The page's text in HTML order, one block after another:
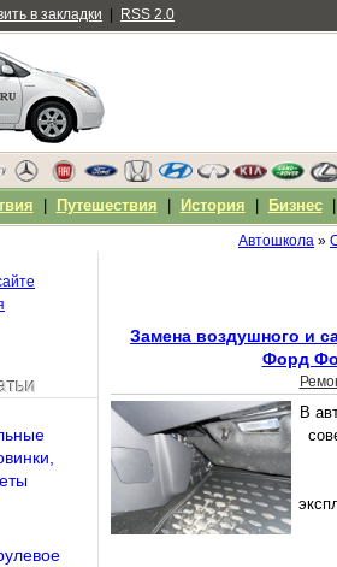
Автошкола »
Замена воздушного и
Форд
В
в закладки RSS 2.0
Путешествия История Бизнес